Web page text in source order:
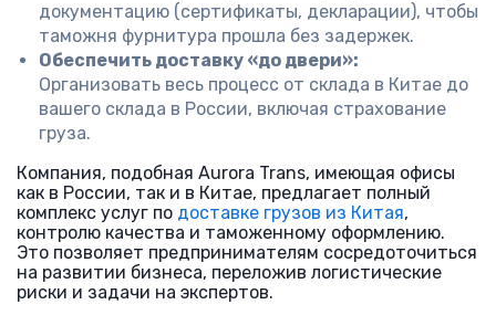
документацию (сертификаты, декларации), чтобы
таможня фурнитура прошла без задержек.
Обеспечить доставку «до двери»:
Организовать весь процесс от склада в Китае до
вашего склада в России, включая страхование
груза.
Компания, подобная Aurora Trans, имеющая офисы
как в России, так и в Китае, предлагает полный
комплекс услуг по доставке грузов из Китая,
контролю качества и таможенному оформлению.
Это позволяет предпринимателям сосредоточиться
на развитии бизнеса, переложив логистические
риски и задачи на экспертов.